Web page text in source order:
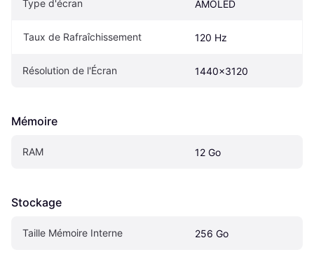
Type d'écran AMOLED
Taux de Rafraîchissement 120 Hz
Résolution de l'Écran 1440x3120
Mémoire
RAM 12 Go
Stockage
Taille Mémoire Interne 256 Go